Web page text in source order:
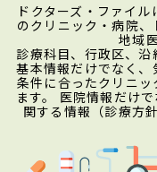
ドクターズ・ファイ
のクリニック・病院
地域
診療科目、行政区、
基本情報だけでなく
条件に合ったクリニ
ます。 医院情報だけ
関する情報（診療方